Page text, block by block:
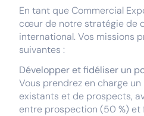
En tant que Commercial
cœur de notre stratégie de
international. Vos missions
suivantes :
Développer et fidéliser un
Vous prendrez en charge
existants et de prospects,
entre prospection (50 %) et